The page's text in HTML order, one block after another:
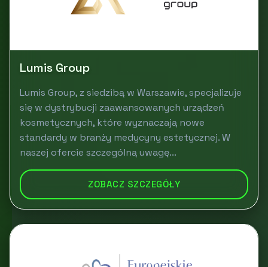
Lumis Group
Lumis Group, z siedzibą w Warszawie, specjalizuje
się w dystrybucji zaawansowanych urządzeń
kosmetycznych, które wyznaczają nowe
standardy w branży medycyny estetycznej. W
naszej ofercie szczególną uwagę...
ZOBACZ SZCZEGÓŁY